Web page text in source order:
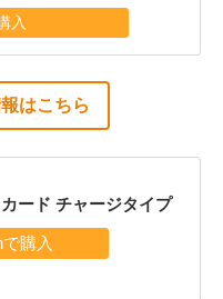
入
はこちら
ード チャージタイプ